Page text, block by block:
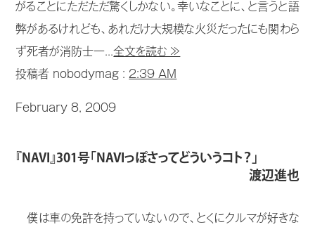
がることにただただ驚くしかない。幸いなことに、と言うと語
弊があるけれども、あれだけ大規模な火災だったにも関わら
ず死者が消防士一...全文を読む ≫
投稿者 nobodymag : 2:39 AM
February 8, 2009
『NAVI』301号「NAVIっぽさってどういうコト？」
渡辺進也
僕は車の免許を持っていないので、とくにクルマが好きな